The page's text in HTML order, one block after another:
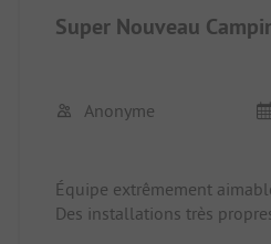
Super Nouveau
Anonyme
Équipe extrêmement
Des installations très